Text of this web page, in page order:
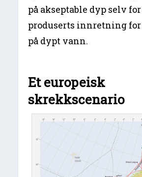
på akseptable dyp selv
produserts innretning
på dypt vann.
Et europeisk
skrekkscenario